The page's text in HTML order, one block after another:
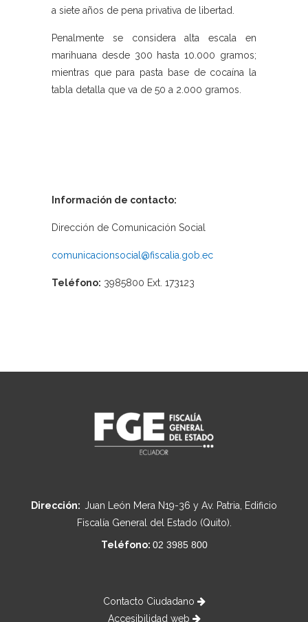
a siete años de pena privativa de libertad.
Penalmente se considera alta escala en
marihuana desde 300 hasta 10.000 gramos;
mientras que para pasta base de cocaína la
tabla detalla que va de 50 a 2.000 gramos.
Información de contacto:
Dirección de Comunicación Social
comunicacionsocial@fiscalia.gob.ec
Teléfono: 3985800 Ext. 173123
Dirección: Juan León Mera N19-36 y Av. Patria, Edificio
Fiscalía General del Estado (Quito).
Teléfono: 02 3985 800
Contacto Ciudadano
Accesibilidad web